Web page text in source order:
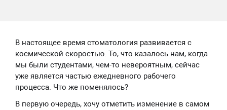
В настоящее время стоматология развивается с
космической скоростью. То, что казалось нам, когда
мы были студентами, чем-то невероятным, сейчас
уже является частью ежедневного рабочего
процесса. Что же поменялось?
В первую очередь, хочу отметить изменение в самом